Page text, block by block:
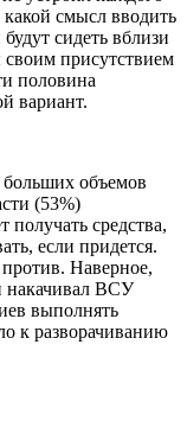
смысл вводить
сидеть вблизи
присутствием
половина
вариант.
больших объемов
(53%)
средства,
если придется.
Наверное,
накачивал ВСУ
выполнять
к разворачиванию